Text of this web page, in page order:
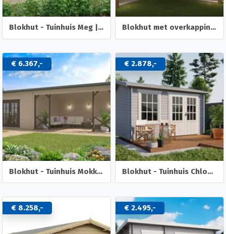
Blokhut - Tuinhuis Meg | 44 mm | onbehandeld Blokhut met overkapping Helena 472x230 Onbehandeld vuren
€ 6.367,-
Blokhut - Tuinhuis Mokka | 40 mm | vuren onbehandeld
€ 2.878,-
Blokhut - Tuinhuis Chloe | 40 mm | vuren onbehandeld
€ 8.258,- € 2.495,-